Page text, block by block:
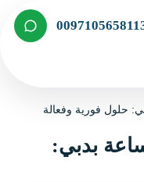
إزالة الروائح 24 ساعة بدبي: